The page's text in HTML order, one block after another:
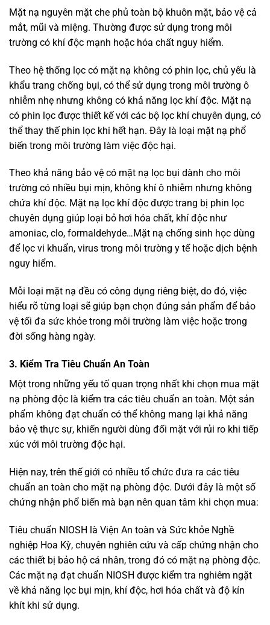
Mặt nạ nguyên mặt che phủ toàn bộ khuôn mặt, bảo vệ cả
mắt, mũi và miệng. Thường được sử dụng trong môi
trường có khí độc mạnh hoặc hóa chất nguy hiểm.
Theo hệ thống lọc có mặt nạ không có phin lọc, chủ yếu là
khẩu trang chống bụi, có thể sử dụng trong môi trường ô
nhiễm nhẹ nhưng không có khả năng lọc khí độc. Mặt nạ
có phin lọc được thiết kế với các bộ lọc khí chuyên dụng, có
thể thay thế phin lọc khi hết hạn. Đây là loại mặt nạ phổ
biến trong môi trường làm việc độc hại.
Theo khả năng bảo vệ có mặt nạ lọc bụi dành cho môi
trường có nhiều bụi mịn, không khí ô nhiễm nhưng không
chứa khí độc. Mặt nạ lọc khí độc được trang bị phin lọc
chuyên dụng giúp loại bỏ hơi hóa chất, khí độc như
amoniac, clo, formaldehyde…Mặt nạ chống sinh học dùng
để lọc vi khuẩn, virus trong môi trường y tế hoặc dịch bệnh
nguy hiểm.
Mỗi loại mặt nạ đều có công dụng riêng biệt, do đó, việc
hiểu rõ từng loại sẽ giúp bạn chọn đúng sản phẩm để bảo
vệ tối đa sức khỏe trong môi trường làm việc hoặc trong
đời sống hàng ngày.
3. Kiểm Tra Tiêu Chuẩn An Toàn
Một trong những yếu tố quan trọng nhất khi chọn mua mặt
nạ phòng độc là kiểm tra các tiêu chuẩn an toàn. Một sản
phẩm không đạt chuẩn có thể không mang lại khả năng
bảo vệ thực sự, khiến người dùng đối mặt với rủi ro khi tiếp
xúc với môi trường độc hại.
Hiện nay, trên thế giới có nhiều tổ chức đưa ra các tiêu
chuẩn an toàn cho mặt nạ phòng độc. Dưới đây là một số
chứng nhận phổ biến mà bạn nên quan tâm khi chọn mua:
Tiêu chuẩn NIOSH là Viện An toàn và Sức khỏe Nghề
nghiệp Hoa Kỳ, chuyên nghiên cứu và cấp chứng nhận cho
các thiết bị bảo hộ cá nhân, trong đó có mặt nạ phòng độc.
Các mặt nạ đạt chuẩn NIOSH được kiểm tra nghiêm ngặt
về khả năng lọc bụi mịn, khí độc, hơi hóa chất và độ kín
khít khi sử dụng.